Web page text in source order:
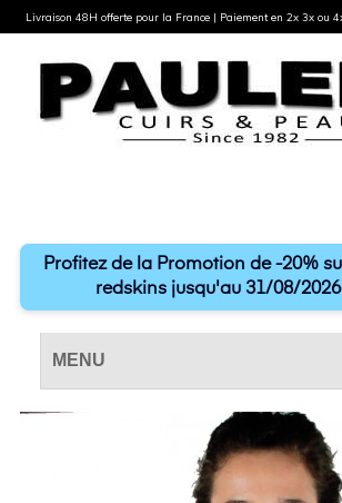
Profitez de la Promotion de -20%
redskins jusqu'au 31/08/
MENU
Livraison 48H offerte pour la France | Paiement en 2x 3x ou